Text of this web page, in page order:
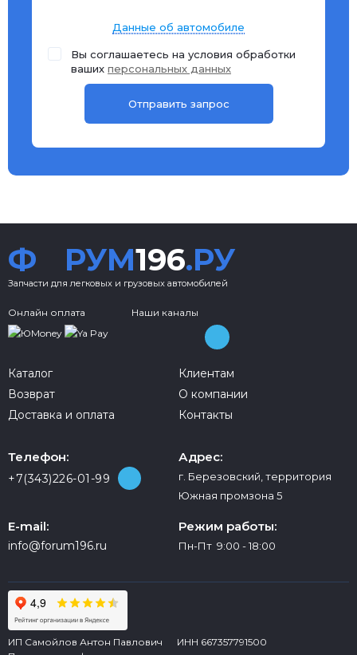
Данные об автомобиле
Вы соглашаетесь на условия обработки
ваших персональных данных
Ф РУМ196.РУ
Запчасти для легковых и грузовых автомобилей
Онлайн оплата Наши каналы
Каталог
Возврат
Доставка и оплата
Клиентам
О компании
Контакты
Телефон:
+7(343)226-01-99
Адрес:
г. Березовский, территория
Южная промзона 5
E-mail:
info@forum196.ru
Режим работы:
Пн-Пт 9:00 - 18:00
ИП Самойлов Антон Павлович ИНН 667357791500